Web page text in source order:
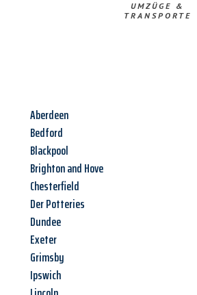
UMZÜGE &
TRANSPORTE
Aberdeen
Bedford
Blackpool
Brighton and Hove
Chesterfield
Der Potteries
Dundee
Exeter
Grimsby
Ipswich